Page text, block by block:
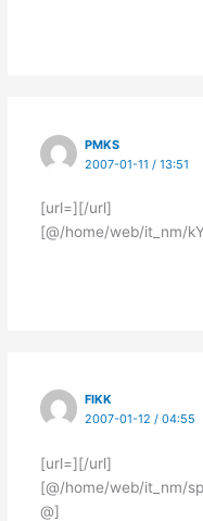
PMKS
2007-01-11 / 13:51
[url=][/url]
[@/home/web/it_nm/
FIKK
2007-01-12 / 04:55
[url=][/url]
[@/home/web/it_nm/
@]